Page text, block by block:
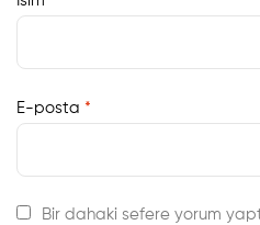
E-posta *
Bir dahaki sefere yorum